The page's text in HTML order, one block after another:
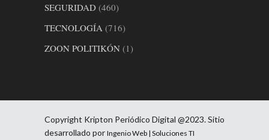
SEGURIDAD (460)
TECNOLOGÍA (716)
ZOON POLITIKÓN (1)
Copyright Kripton Periódico Digital @2023. Sitio
desarrollado por Ingenio Web | Soluciones TI